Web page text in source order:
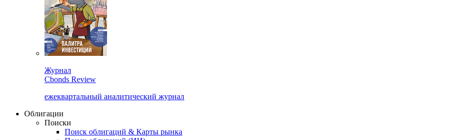
Журнал
Cbonds Review
ежеквартальный аналитический журнал